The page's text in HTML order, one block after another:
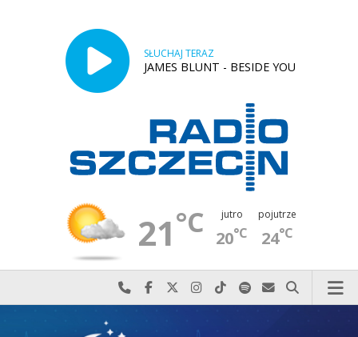
SŁUCHAJ TERAZ
JAMES BLUNT - BESIDE YOU
21°C jutro
20°C
pojutrze
24°C
Najlepiej po prostu do nas zadzwoń
Odwiedź nas na Facebook-u
Odwiedź nas na X
Odwiedź nas na Instagram-ie
Odwiedź nas na TikTok-u
Szukaj nas na Spotify
Wyślij do nas
Szukaj